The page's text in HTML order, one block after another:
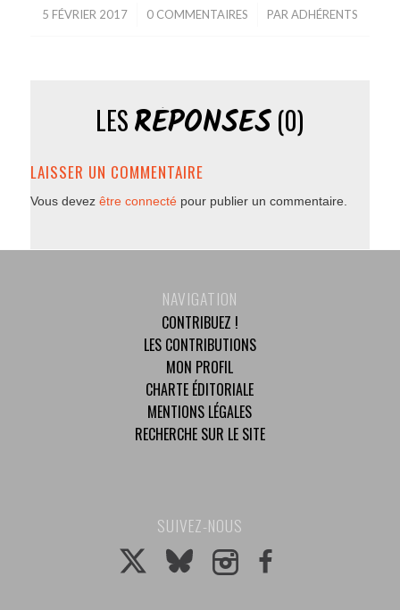
5 FÉVRIER 2017
/ 0 COMMENTAIRES
/ PAR ADHÉRENTS
LESRÉPONSES(0)
LAISSER UN COMMENTAIRE
Vous devez être connectépour publier un commentaire.
NAVIGATION
CONTRIBUEZ !
LES CONTRIBUTIONS
MON PROFIL
CHARTE ÉDITORIALE
MENTIONS LÉGALES
RECHERCHE SUR LE SITE
SUIVEZ-NOUS